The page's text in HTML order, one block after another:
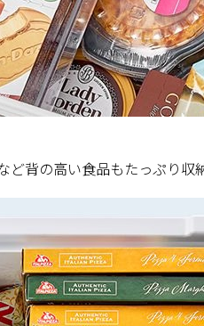
背の高い食品もたっぷり収